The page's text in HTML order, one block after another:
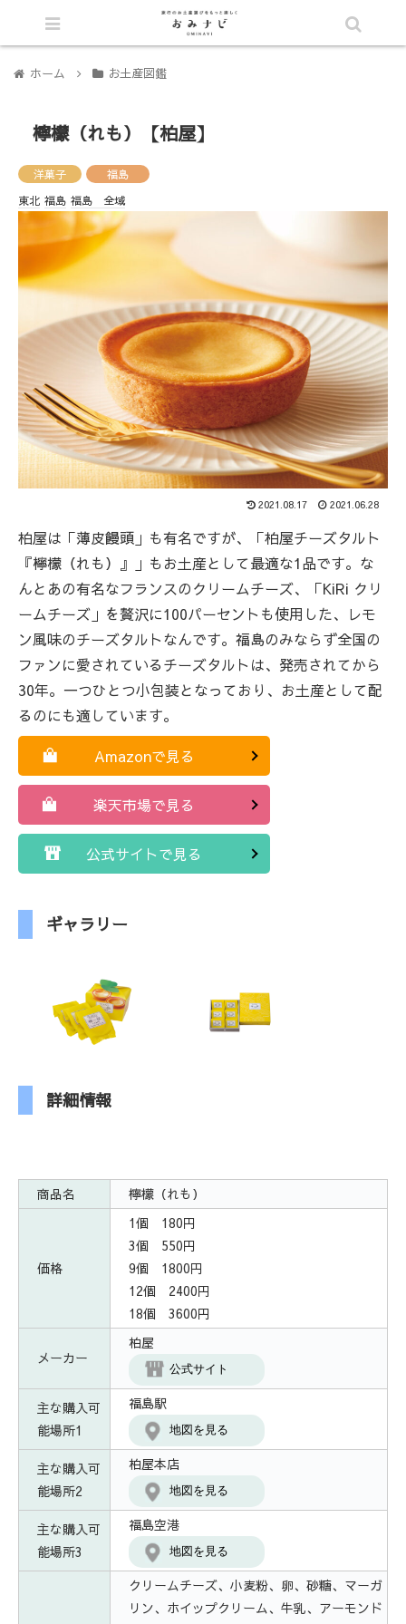
ホーム お土産図鑑
檸檬（れも）【柏屋】
洋菓子
福島
東北 福島 福島 全域
2021.08.17 2021.06.28
柏屋は「薄皮饅頭」も有名ですが、「柏屋チーズタルト
『檸檬（れも）』」もお土産として最適な1品です。な
んとあの有名なフランスのクリームチーズ、「KiRi クリ
ームチーズ」を贅沢に100パーセントも使用した、レモ
ン風味のチーズタルトなんです。福島のみならず全国の
ファンに愛されているチーズタルトは、発売されてから
30年。一つひとつ小包装となっており、お土産として配
るのにも適しています。
Amazonで見る
楽天市場で見る
公式サイトで見る
ギャラリー
詳細情報
商品名 檸檬（れも）
価格
1個 180円
3個 550円
9個 1800円
12個 2400円
18個 3600円
メーカー
柏屋
公式サイト
主な購入可
能場所1
福島駅
地図を見る
主な購入可
能場所2
柏屋本店
地図を見る
主な購入可
能場所3
福島空港
地図を見る
クリームチーズ、小麦粉、卵、砂糖、マーガ
リン、ホイップクリーム、牛乳、アーモンド
シェア